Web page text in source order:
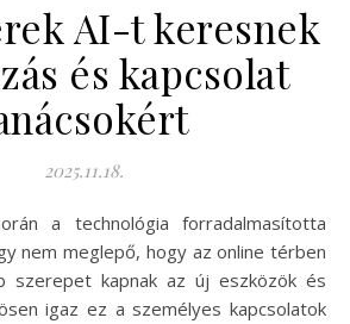
AI-t keresnek
és kapcsolat
2025.11.18.
nem meglepő, hogy az online térben
szerepet kapnak az új eszközök és
igaz ez a személyes kapcsolatok